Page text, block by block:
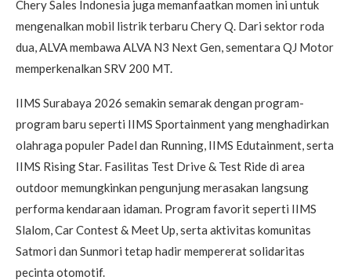
Chery Sales Indonesia juga memanfaatkan momen ini untuk
mengenalkan mobil listrik terbaru Chery Q. Dari sektor roda
dua, ALVA membawa ALVA N3 Next Gen, sementara QJ Motor
memperkenalkan SRV 200 MT.
IIMS Surabaya 2026 semakin semarak dengan program-
program baru seperti IIMS Sportainment yang menghadirkan
olahraga populer Padel dan Running, IIMS Edutainment, serta
IIMS Rising Star. Fasilitas Test Drive & Test Ride di area
outdoor memungkinkan pengunjung merasakan langsung
performa kendaraan idaman. Program favorit seperti IIMS
Slalom, Car Contest & Meet Up, serta aktivitas komunitas
Satmori dan Sunmori tetap hadir mempererat solidaritas
pecinta otomotif.